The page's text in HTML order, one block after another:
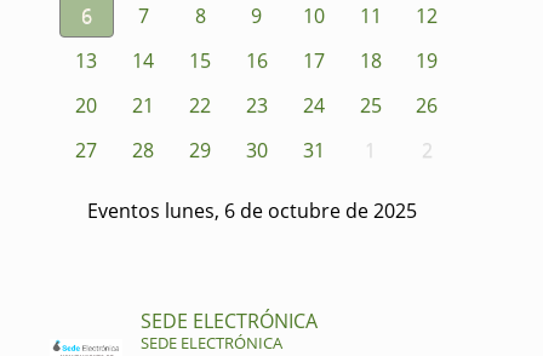
6
7 8 9 10 11
12
13
14 15 16 17 18
19
20
21 22 23 24 25
26
27
28 29 30 31 1 2
Eventos lunes, 6 de octubre de 2025
SEDE ELECTRÓNICA
SEDE ELECTRÓNICA